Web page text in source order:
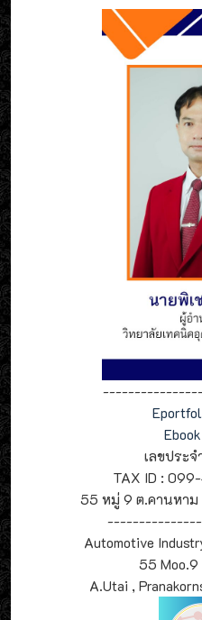
เลขประจ
TAX ID :
55 หมู่ 9 ต.คานหาม
Automotive
55 Moo.9
A.Utai ,